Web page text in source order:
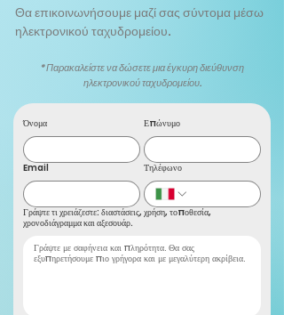
Θα επικοινωνήσουμε μαζί σας σύντομα μέσω
ηλεκτρονικού ταχυδρομείου.
*Παρακαλείστε να δώσετε μια έγκυρη διεύθυνση
ηλεκτρονικού ταχυδρομείου.
Όνομα Επώνυμο
Email Τηλέφωνο
Γράψτε τι χρειάζεστε: διαστάσεις, χρήση, τοποθεσία,
χρονοδιάγραμμα και αξεσουάρ.